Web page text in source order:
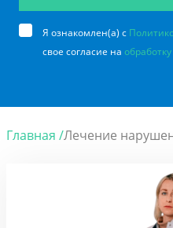
Я ознакомлен(а) с
свое согласие на
Главная /Лечение